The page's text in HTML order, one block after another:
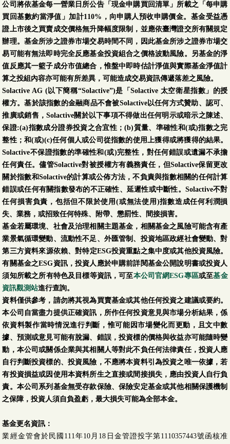
公司將依基金每一營業日所公告「現金申購買回清單」所載之「每申購
買回基數約當淨值」加計110%，向申購人預收申購價金。基金受益憑
證上市後之買賣成交價格無升降幅度限制，並應依臺灣證交所有關規定
辦理。基金所涉之證券市場交易時間不同，因此基金所涉之證券市場交
易可能有無法即時完全反應基金投資組合之價格波動風險。另基金的淨
值反應其一籃子成分市值總合，惟盤中即時估計淨值與實際基金淨值計
算之投組內容亦可能有所差異，可能造成交易資訊傳遞落差之風險。
Solactive AG (以下簡稱“Solactive”)是「Solactive 太空衛星指數」的授
權方。基於該指數的金融商品不會被Solactive以任何方式贊助、認可、
推廣或銷售，Solactive關於以下事項不得做出任何明示或暗示之陳述、
保證:(a)指數成分證券投資之合宜性；(b)質量、準確性和(或)指數之完
整性；和(或)(c)任何個人或公司從指數的使用上獲得或將獲得的結果。
Solactive不保證指數的準確性和(或)完整性，對任何錯誤或遺漏不承擔
任何責任。儘管Solactive對被授權方有義務責任，但Solactive保留更改
關於指數和Solactive的計算或公佈方法，不負責與指數相關的任何計算
錯誤或任何有關指數發布的不正確性、延遲性或中斷性。Solactive不對
任何損害負責，包括但不限於使用(或無法使用)指數造成任何利潤損
失、業務，或招致任何特殊、附帶、懲罰性、間接損害。
基金若屬環境、社會及治理相關主題基金，相關基金之風險可能含有產
業景氣循環變動、流動性不足、外匯管制、投資地區政經社會變動、對
第三方資料來源依賴、對特定ESG投資重點之集中度或其他投資風險。
有關基金之ESG資訊，投資人應於申購前詳閱基金公開說明書或投資人
須知所載之所有特色及目標等資訊，可至本公司官網ESG專區或至基金
資訊觀測站進行查詢。
資料僅供參考，請勿將其視為買賣基金或其他任何投資之建議或要約。
本公司自當盡力提供正確資訊，所作任何投資意見與市場分析結果，係
依資料製作當時情況進行判斷，惟可能因市場變化而更動，且文中數
據、預測或意見可能有脫漏、錯誤，投資標的價格與收益亦可能隨時變
動，本公司或關係企業與其相關人等對此不負任何法律責任，投資人應
自行判斷投資標的、投資風險，不應將本資料引為投資之唯一依據，若
有投資損益或因使用本資料所生之直接或間接損失，應由投資人自行負
責。本公司系列基金無受存款保險、保險安定基金或其他相關保護機制
之保障，投資人須自負盈虧，最大損失可能為全部本金。
基金更名資訊：
業經金管會於民國111年10月18日金管證投字第1110357443號函核准